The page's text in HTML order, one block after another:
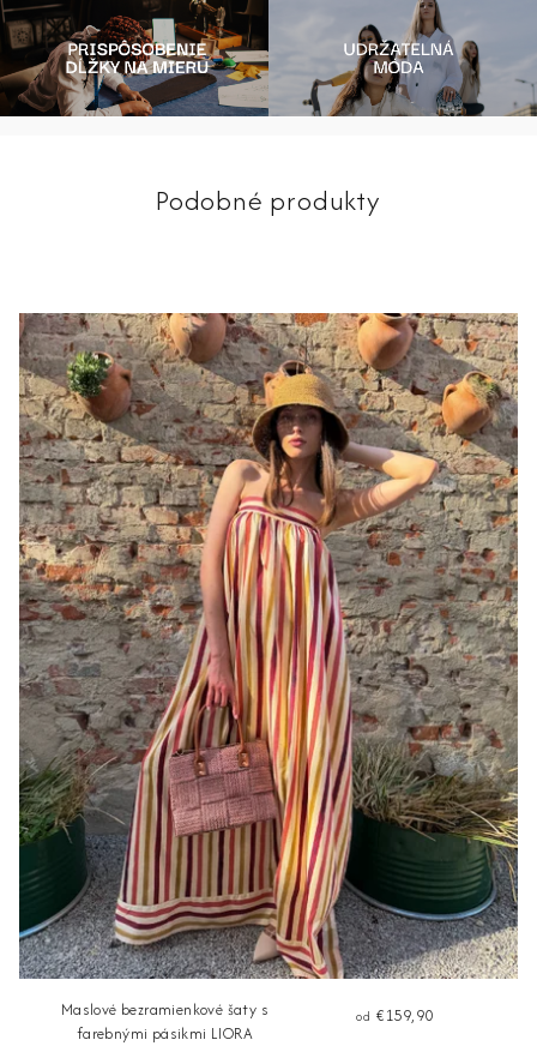
Podobné produkty
Maslové bezramienkové šaty s
farebnými pásikmi LIORA
od €159,90